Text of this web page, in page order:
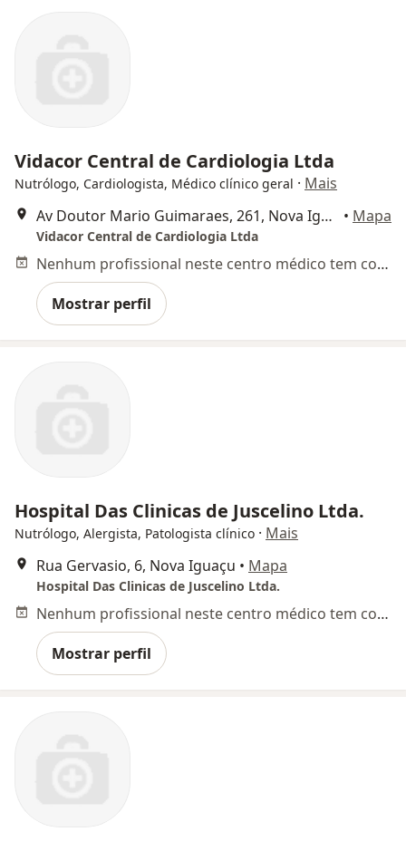
Vidacor Central de Cardiologia Ltda
Nutrólogo, Cardiologista, Médico clínico geral · Mais
Av Doutor Mario Guimaraes, 261, Nova Iguaçu
• Mapa
Vidacor Central de Cardiologia Ltda
Nenhum profissional neste centro médico tem consultas disponíveis
Mostrar perfil
Hospital Das Clinicas de Juscelino Ltda.
Nutrólogo, Alergista, Patologista clínico · Mais
Rua Gervasio, 6, Nova Iguaçu • Mapa
Hospital Das Clinicas de Juscelino Ltda.
Nenhum profissional neste centro médico tem consultas disponíveis
Mostrar perfil